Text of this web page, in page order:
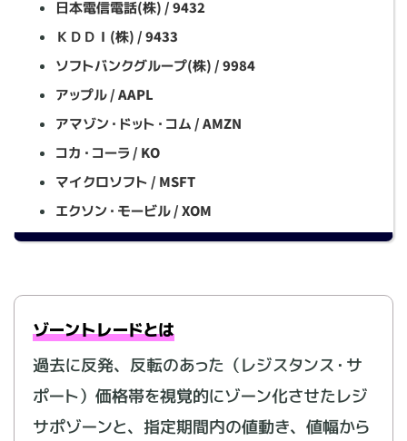
日本電信電話(株) / 9432
ＫＤＤＩ(株) / 9433
ソフトバンクグループ(株) / 9984
アップル / AAPL
アマゾン・ドット・コム / AMZN
コカ・コーラ / KO
マイクロソフト / MSFT
エクソン・モービル / XOM
ゾーントレードとは
過去に反発、反転のあった（レジスタンス・サ
ポート）価格帯を視覚的にゾーン化させたレジ
サポゾーンと、指定期間内の値動き、値幅から